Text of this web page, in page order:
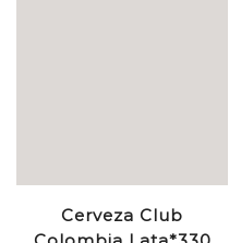
Cerveza Club